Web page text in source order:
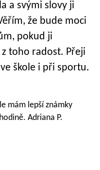
a svými slovy ji
že bude moci
pokud ji
toho radost. Přeji
škole i při sportu.
mám lepší známky
Adriana P.